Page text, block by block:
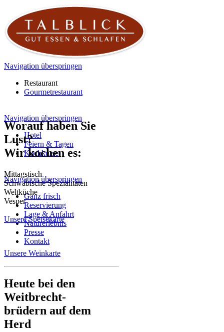
Navigation überspringen
Restaurant
Gourmetrestaurant
Navigation überspringen
Hotel
Feiern & Tagen
Kochkurse
Navigation überspringen
Ganz frisch
Reservierung
Lage & Anfahrt
Naturerlebnis
Presse
Kontakt
Worauf haben Sie
Lust?
Wir kochen es:
Mittagstisch
Schwäbische Spezialitäten
Weltküche
Vesper
Unsere Speisekarte
Unsere Weinkarte
Heute bei den
Weitbrecht-
brüdern auf dem
Herd